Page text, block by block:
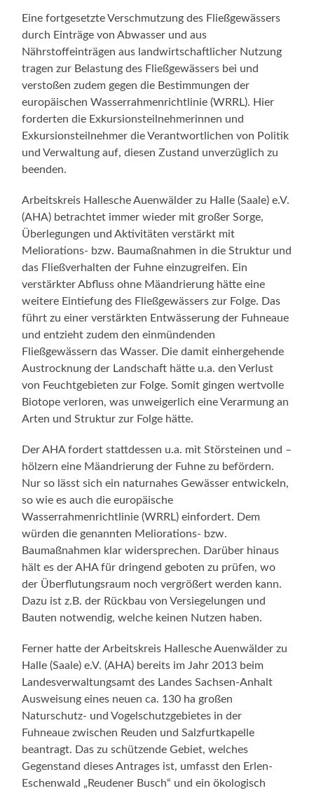
Eine fortgesetzte Verschmutzung des Fließgewässers
durch Einträge von Abwasser und aus
Nährstoffeinträgen aus landwirtschaftlicher Nutzung
tragen zur Belastung des Fließgewässers bei und
verstoßen zudem gegen die Bestimmungen der
europäischen Wasserrahmenrichtlinie (WRRL). Hier
forderten die Exkursionsteilnehmerinnen und
Exkursionsteilnehmer die Verantwortlichen von Politik
und Verwaltung auf, diesen Zustand unverzüglich zu
beenden.
Arbeitskreis Hallesche Auenwälder zu Halle (Saale) e.V.
(AHA) betrachtet immer wieder mit großer Sorge,
Überlegungen und Aktivitäten verstärkt mit
Meliorations- bzw. Baumaßnahmen in die Struktur und
das Fließverhalten der Fuhne einzugreifen. Ein
verstärkter Abfluss ohne Mäandrierung hätte eine
weitere Eintiefung des Fließgewässers zur Folge. Das
führt zu einer verstärkten Entwässerung der Fuhneaue
und entzieht zudem den einmündenden
Fließgewässern das Wasser. Die damit einhergehende
Austrocknung der Landschaft hätte u.a. den Verlust
von Feuchtgebieten zur Folge. Somit gingen wertvolle
Biotope verloren, was unweigerlich eine Verarmung an
Arten und Struktur zur Folge hätte.
Der AHA fordert stattdessen u.a. mit Störsteinen und –
hölzern eine Mäandrierung der Fuhne zu befördern.
Nur so lässt sich ein naturnahes Gewässer entwickeln,
so wie es auch die europäische
Wasserrahmenrichtlinie (WRRL) einfordert. Dem
würden die genannten Meliorations- bzw.
Baumaßnahmen klar widersprechen. Darüber hinaus
hält es der AHA für dringend geboten zu prüfen, wo
der Überflutungsraum noch vergrößert werden kann.
Dazu ist z.B. der Rückbau von Versiegelungen und
Bauten notwendig, welche keinen Nutzen haben.
Ferner hatte der Arbeitskreis Hallesche Auenwälder zu
Halle (Saale) e.V. (AHA) bereits im Jahr 2013 beim
Landesverwaltungsamt des Landes Sachsen-Anhalt
Ausweisung eines neuen ca. 130 ha großen
Naturschutz- und Vogelschutzgebietes in der
Fuhneaue zwischen Reuden und Salzfurtkapelle
beantragt. Das zu schützende Gebiet, welches
Gegenstand dieses Antrages ist, umfasst den Erlen-
Eschenwald „Reudener Busch“ und ein ökologisch